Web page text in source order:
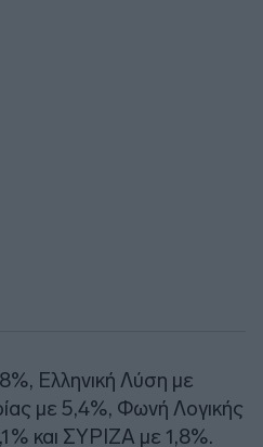
Ελληνική Λύση με
με 5,4%, Φωνή Λογικής
και ΣΥΡΙΖΑ με 1,8%.